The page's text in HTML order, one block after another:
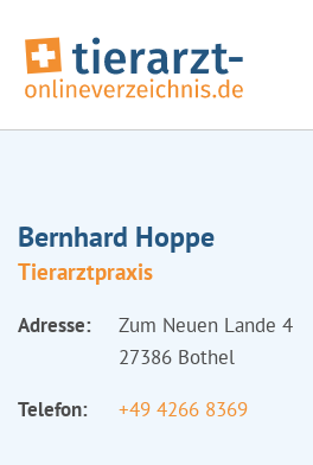
Bernhard Hoppe
Tierarztpraxis
Adresse:
Zum Neuen Lande 4
27386 Bothel
Telefon:
+49 4266 8369